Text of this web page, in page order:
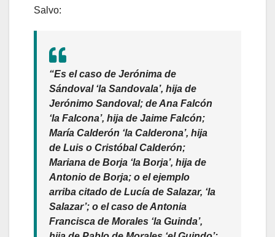
Salvo:
“Es el caso de Jerónima de
Sándoval ‘la Sandovala’, hija de
Jerónimo Sandoval; de Ana Falcón
‘la Falcona’, hija de Jaime Falcón;
María Calderón ‘la Calderona’, hija
de Luis o Cristóbal Calderón;
Mariana de Borja ‘la Borja’, hija de
Antonio de Borja; o el ejemplo
arriba citado de Lucía de Salazar, ‘la
Salazar’; o el caso de Antonia
Francisca de Morales ‘la Guinda’,